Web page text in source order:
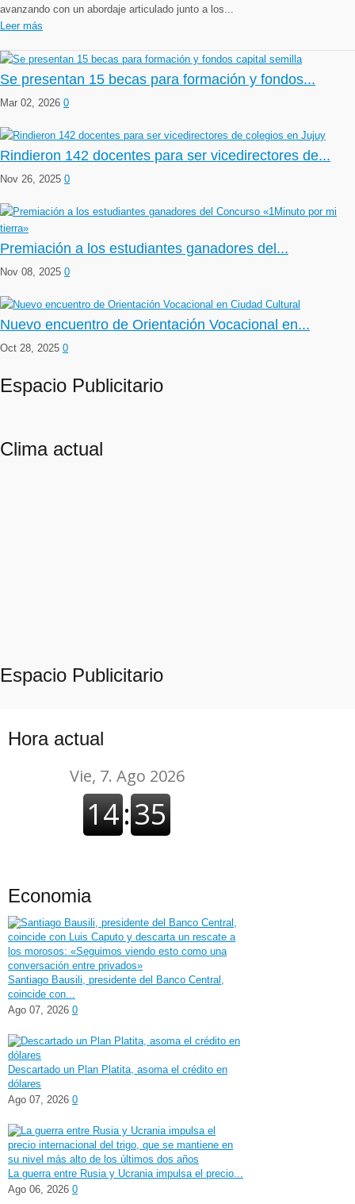
avanzando con un abordaje articulado junto a los...
Leer más
Se presentan 15 becas para formación y fondos...
Mar 02, 2026 0
Rindieron 142 docentes para ser vicedirectores de...
Nov 26, 2025 0
Premiación a los estudiantes ganadores del...
Nov 08, 2025 0
Nuevo encuentro de Orientación Vocacional en...
Oct 28, 2025 0
Espacio Publicitario
Clima actual
Espacio Publicitario
Hora actual
Economia
Santiago Bausili, presidente del Banco Central,
coincide con...
Ago 07, 2026 0
Descartado un Plan Platita, asoma el crédito en
dólares
Ago 07, 2026 0
La guerra entre Rusia y Ucrania impulsa el precio...
Ago 06, 2026 0